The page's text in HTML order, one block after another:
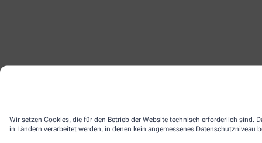
Wir setzen Cookies, die für den Betrieb der Website technisch erforderlich sind.
in Ländern verarbeitet werden, in denen kein angemessenes